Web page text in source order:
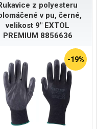
z polyesteru
v pu, černé,
velikost 9" EXTOL
PREMIUM 8856636
-19%